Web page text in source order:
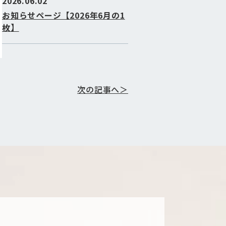
お知らせページ【2026年6月の1
枚】
次の記事へ＞